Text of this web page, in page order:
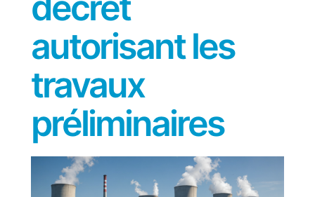
autorisant les
travaux
préliminaires